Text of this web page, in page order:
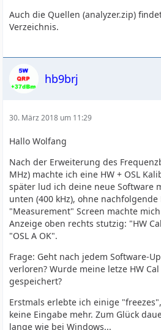
Auch die Quellen (analyzer.zip)
Verzeichnis.
hb9brj
30. März 2018 um 11:29
Hallo Wolfang
Nach der Erweiterung des
MHz) machte ich eine HW + OSL
später lud ich deine neue Software
unten (400 kHz), ohne
"Measurement" Screen machte
Anzeige oben rechts stutzig: "HW
"OSL A OK".
Frage: Geht nach jedem Software-
verloren? Wurde meine letze HW
gespeichert?
Erstmals erlebte ich einige
keine Eingabe mehr. Zum Glück
lange wie bei Windows...